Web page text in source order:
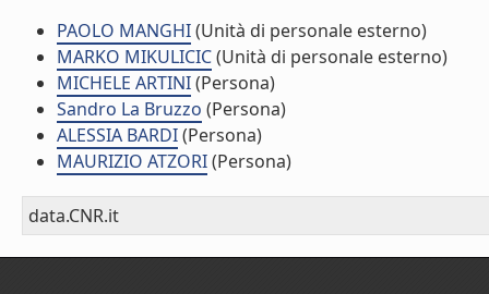
PAOLO MANGHI(Unità di personale esterno)
MARKO MIKULICIC(Unità di personale esterno)
MICHELE ARTINI(Persona)
Sandro La Bruzzo (Persona)
ALESSIA BARDI(Persona)
MAURIZIO ATZORI(Persona)
data.CNR.it